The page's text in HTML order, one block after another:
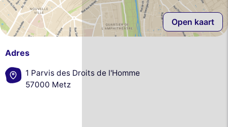
Open kaart
Adres
1 Parvis des Droits de l'Homme
57000 Metz